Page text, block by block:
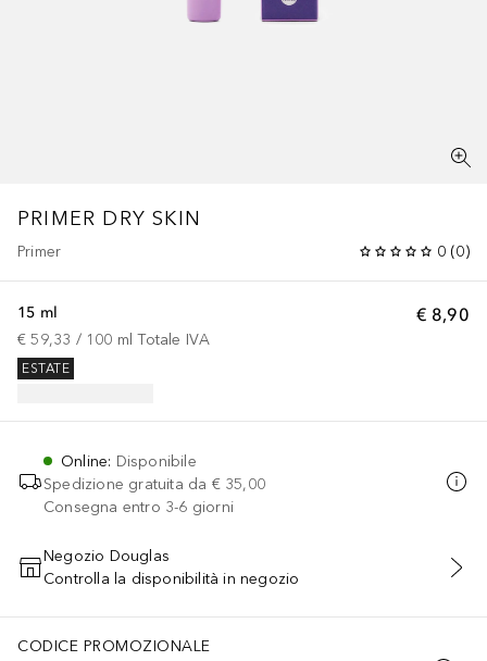
PRIMER DRY SKIN
Primer 0 (0)
€ 8,90
15 ml
€ 59,33 / 100 ml Totale IVA
ESTATE
Online: Disponibile
Spedizione gratuita da € 35,00
Consegna entro 3-6 giorni
AGGIUNGI AL CARRELLO
Negozio Douglas
Controlla la disponibilità in negozio
CODICE PROMOZIONALE